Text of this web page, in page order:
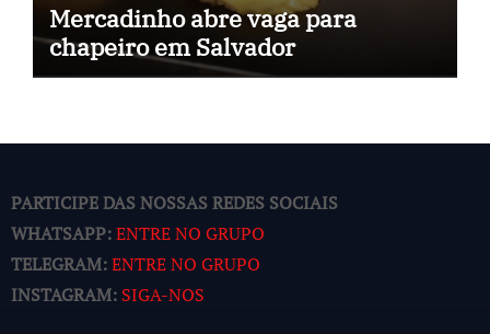
Mercadinho abre vaga para
chapeiro em Salvador
PARTICIPE DAS NOSSAS REDES SOCIAIS
WHATSAPP:ENTRE NO GRUPO
TELEGRAM:ENTRE NO GRUPO
INSTAGRAM: SIGA-NOS